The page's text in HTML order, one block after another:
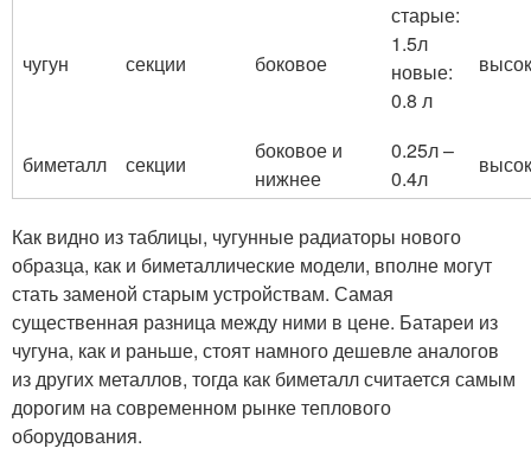
чугун секции боковое
старые:
1.5л
новые:
0.8 л
биметалл секции
боковое и
нижнее
0.25л –
0.4л
Как видно из таблицы, чугунные радиаторы нового
образца, как и биметаллические модели, вполне могут
стать заменой старым устройствам. Самая
существенная разница между ними в цене. Батареи из
чугуна, как и раньше, стоят намного дешевле аналогов
из других металлов, тогда как биметалл считается самым
дорогим на современном рынке теплового
оборудования.